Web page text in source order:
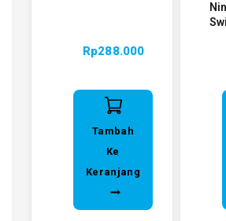
Rp288.000
Tambah
Ke
Keranjang